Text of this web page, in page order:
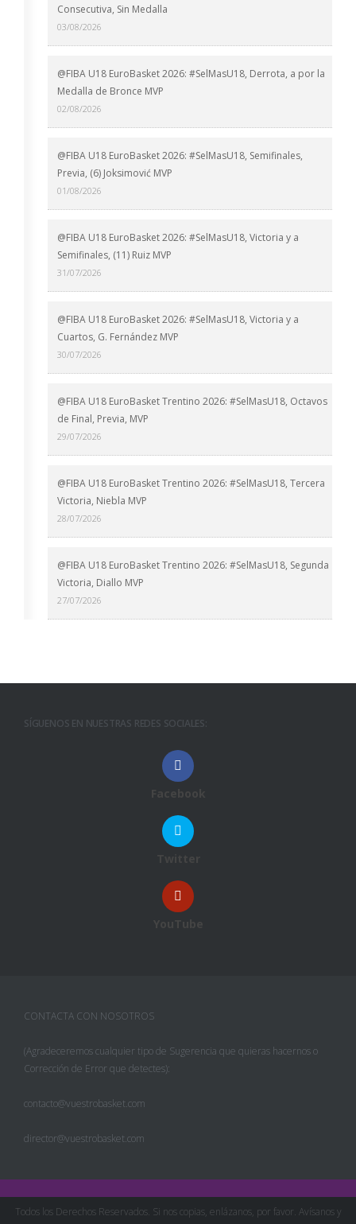
Consecutiva, Sin Medalla
03/08/2026
@FIBA U18 EuroBasket 2026: #SelMasU18, Derrota, a por la
Medalla de Bronce MVP
02/08/2026
@FIBA U18 EuroBasket 2026: #SelMasU18, Semifinales,
Previa, (6) Joksimović MVP
01/08/2026
@FIBA U18 EuroBasket 2026: #SelMasU18, Victoria y a
Semifinales, (11) Ruiz MVP
31/07/2026
@FIBA U18 EuroBasket 2026: #SelMasU18, Victoria y a
Cuartos, G. Fernández MVP
30/07/2026
@FIBA U18 EuroBasket Trentino 2026: #SelMasU18, Octavos
de Final, Previa, MVP
29/07/2026
@FIBA U18 EuroBasket Trentino 2026: #SelMasU18, Tercera
Victoria, Niebla MVP
28/07/2026
@FIBA U18 EuroBasket Trentino 2026: #SelMasU18, Segunda
Victoria, Diallo MVP
27/07/2026
SÍGUENOS EN NUESTRAS REDES SOCIALES:
Facebook
Twitter
YouTube
CONTACTA CON NOSOTROS
(Agradeceremos cualquier tipo de Sugerencia que quieras hacernos o
Corrección de Error que detectes):
contacto@vuestrobasket.com
director@vuestrobasket.com
Todos los Derechos Reservados. Si nos copias, enlázanos, por favor. Avísanos y